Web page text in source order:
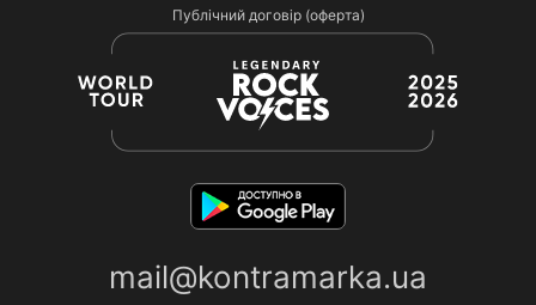
Публічний договір (оферта)
mail@kontramarka.ua